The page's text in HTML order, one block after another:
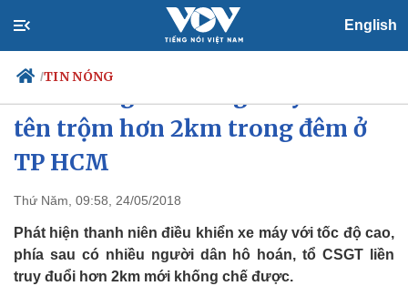
English
/TIN NÓNG
Chính trị
Đảng
Quốc hội
Nhận diện sự thật
Giáo dục
Dấu ấn VOV
Việc làm
tên trộm hơn 2km trong đêm ở
TP HCM
Thứ Năm, 09:58, 24/05/2018
Phát hiện thanh niên điều khiển xe máy với tốc độ cao,
phía sau có nhiều người dân hô hoán, tổ CSGT liền
truy đuổi hơn 2km mới khống chế được.